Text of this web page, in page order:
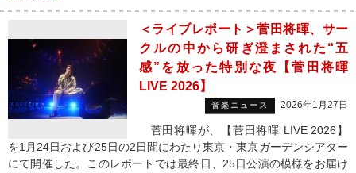
＜ライブレポート＞菅田将暉、サー
クルの中から研ぎ澄まされた“五
感”を放った特別な夜【菅田将暉
LIVE 2026】
音楽ニュース 2026年1月27日
菅田将暉が、【菅田将暉 LIVE 2026】
を1月24日および25日の2日間にわたり東京・東京ガーデンシアター
にて開催した。このレポートでは最終日、25日公演の模様をお届け